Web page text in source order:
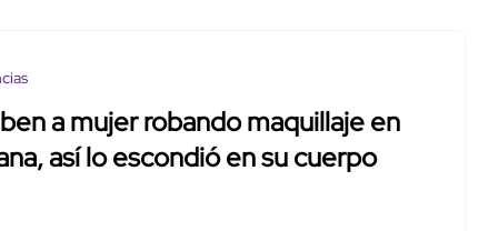
a mujer robando maquillaje en
así lo escondió en su cuerpo